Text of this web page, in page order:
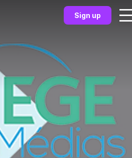
Sign up